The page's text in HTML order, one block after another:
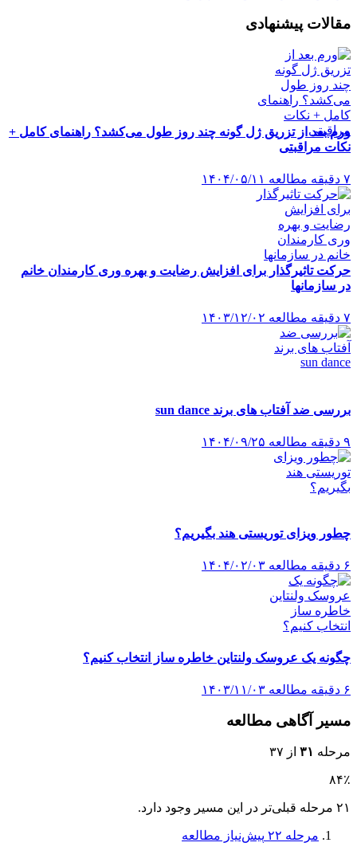
مقالات پیشنهادی
ورم بعد از تزریق ژل گونه چند روز طول می‌کشد؟ راهنمای کامل +
نکات مراقبتی
۷ دقیقه مطالعه ۱۴۰۴/۰۵/۱۱
حرکت تاثیرگذار برای افزایش رضایت و بهره وری کارمندان خانم
در سازمانها
۷ دقیقه مطالعه ۱۴۰۳/۱۲/۰۲
بررسی ضد آفتاب های برند sun dance
۹ دقیقه مطالعه ۱۴۰۴/۰۹/۲۵
چطور ویزای توریستی هند بگیریم؟
۶ دقیقه مطالعه ۱۴۰۴/۰۲/۰۳
چگونه یک عروسک ولنتاین خاطره ساز انتخاب کنیم؟
۶ دقیقه مطالعه ۱۴۰۳/۱۱/۰۳
مسیر آگاهی مطالعه
مرحله ۳۱ از ۳۷
۸۴٪
۲۱ مرحله قبلی‌تر در این مسیر وجود دارد.
مرحله ۲۲ پیش‌نیاز مطالعه